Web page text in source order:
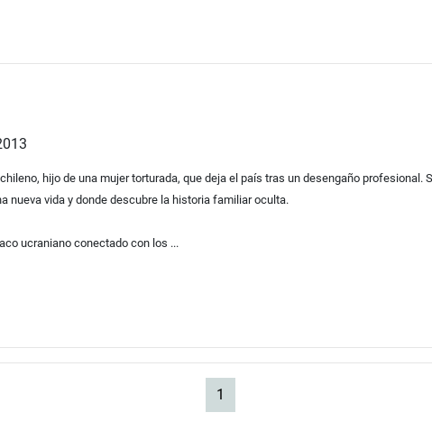
hijo de una mujer torturada, que deja el país tras un desengaño profesional.
nueva vida y donde descubre la historia familiar oculta.
ucraniano conectado con los ...
1